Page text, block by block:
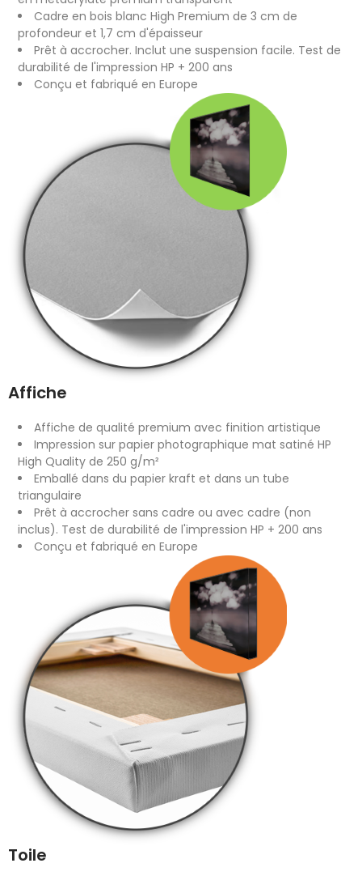
Cadre en bois blanc High Premium de 3 cm de
profondeur et 1,7 cm d'épaisseur
Prêt à accrocher. Inclut une suspension facile. Test de
durabilité de l'impression HP + 200 ans
Conçu et fabriqué en Europe
Affiche
Affiche de qualité premium avec finition artistique
Impression sur papier photographique mat satiné HP
High Quality de 250 g/m²
Emballé dans du papier kraft et dans un tube
triangulaire
Prêt à accrocher sans cadre ou avec cadre (non
inclus). Test de durabilité de l'impression HP + 200 ans
Conçu et fabriqué en Europe
Toile